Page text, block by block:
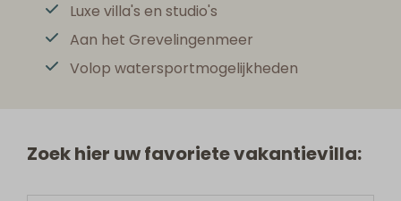
Luxe villa's en studio's
Aan het Grevelingenmeer
Volop watersportmogelijkheden
Zoek hier uw favoriete vakantievilla: